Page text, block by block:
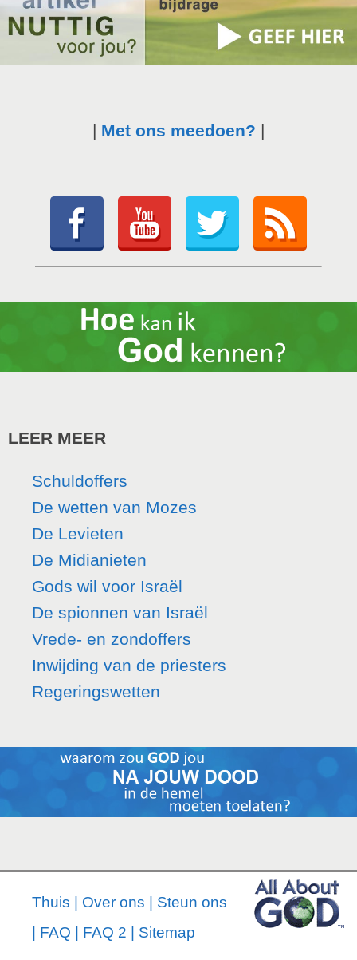
| Met ons meedoen? |
LEER MEER
Schuldoffers
De wetten van Mozes
De Levieten
De Midianieten
Gods wil voor Israël
De spionnen van Israël
Vrede- en zondoffers
Inwijding van de priesters
Regeringswetten
Thuis | Over ons | Steun ons
| FAQ | FAQ 2 | Sitemap